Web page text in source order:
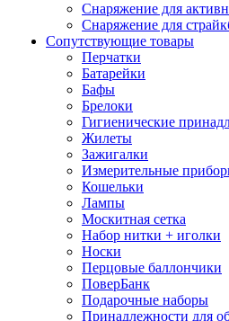
Снаряжение для
Снаряжение для
Сопутствующие товары
Перчатки
Батарейки
Бафы
Брелоки
Гигиенические
Жилеты
Зажигалки
Измерительные
Кошельки
Лампы
Москитная сетка
Набор нитки + иголки
Носки
Перцовые баллончики
ПоверБанк
Подарочные наборы
Принадлежности для